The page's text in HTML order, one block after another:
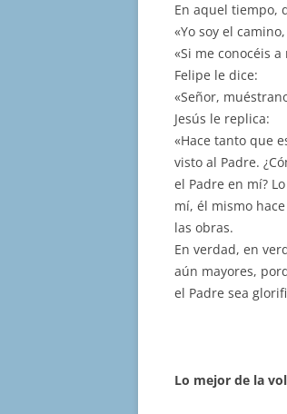
En aquel tiempo,
«Yo soy el
«Si me conocéis
Felipe le dice:
«Señor,
Jesús le replica:
«Hace tanto que
visto al Padre.
el Padre en mí?
mí, él mismo
las obras.
En verdad, en
aún mayores,
el Padre sea
Lo mejor de la